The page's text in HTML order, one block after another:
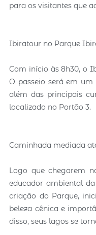
para os visitantes que
Ibiratour no Parque
Com início às 8h30, o
O passeio será em
além das principais
localizado no Portão 3.
Caminhada mediada
Logo que chegarem
educador ambiental
criação do Parque,
beleza cênica e
disso, seus lagos se